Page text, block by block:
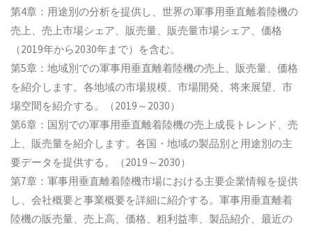
第4章：用途別の分析を提供し、世界の軍事用垂直離着陸機の
売上、売上市場シェア、販売量、販売量市場シェア、価格
（2019年から2030年まで）を含む。
第5章：地域別での軍事用垂直離着陸機の売上、販売量、価格
を紹介します。各地域の市場規模、市場開発、将来展望、市
場空間を紹介する。（2019～2030）
第6章：国別での軍事用垂直離着陸機の売上成長トレンド、売
上、販売量を紹介します。各国・地域の製品別と用途別の主
要データを提供する。（2019～2030）
第7章：軍事用垂直離着陸機市場における主要企業情報を提供
し、会社概要と事業概要を詳細に紹介する。軍事用垂直離着
陸機の販売量、売上高、価格、粗利益率、製品紹介、最近の